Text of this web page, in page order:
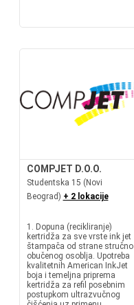
COMPJET D.O.O.
Studentska 15 (Novi
Beograd) + 2 lokacije
1. Dopuna (recikliranje)
kertridža za sve vrste ink jet
štampača od strane stručno
obučenog osoblja. Upotreba
kvalitetnih American InkJet
boja i temeljna priprema
kertridža za refil posebnim
postupkom ultrazvučnog